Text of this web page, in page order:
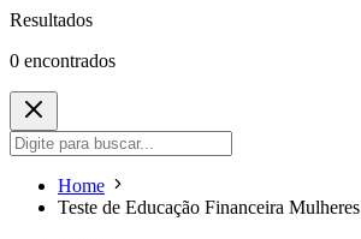
Resultados
0 encontrados
Home
Teste de Educação Financeira Mulheres